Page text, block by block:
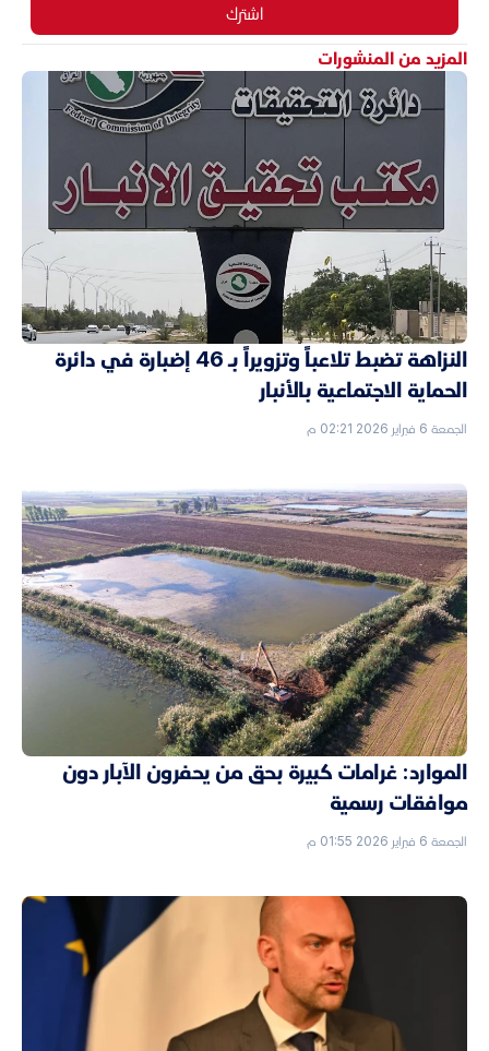
اشترك
المزيد من المنشورات
النزاهة تضبط تلاعباً وتزويراً بـ 46 إضبارة في دائرة
الحماية الاجتماعية بالأنبار
الجمعة 6 فبراير 2026 02:21 م
الموارد: غرامات كبيرة بحق من يحفرون الآبار دون
موافقات رسمية
الجمعة 6 فبراير 2026 01:55 م